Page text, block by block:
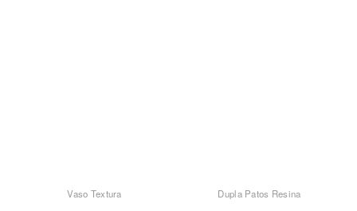
Vaso Textura Dupla Patos Resina